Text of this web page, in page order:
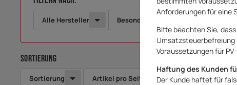
Alle Hersteller Besondere Artikel
Sortierung
Sortierung Artikel pro Seite 5 Produkt(e)
Anforderungen für eine
Bitte beachten Sie,
Umsatzsteuerbefreiung
Voraussetzungen für
Haftung des Kunden
Der Kunde haftet für